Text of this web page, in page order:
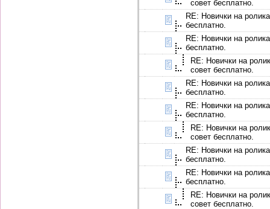
совет бесплатно.
RE: Новички на
бесплатно.
RE: Новички на
бесплатно.
RE: Новички на
совет бесплатно.
RE: Новички на
бесплатно.
RE: Новички на
бесплатно.
RE: Новички на
совет бесплатно.
RE: Новички на
бесплатно.
RE: Новички на
бесплатно.
RE: Новички на
совет бесплатно.